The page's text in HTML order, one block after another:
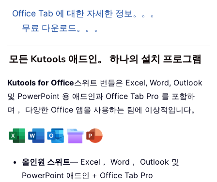
Office Tab 에 대한 자세한 정보。。。
무료 다운로드。。。
모든 Kutools 애드인。 하나의 설치 프로그램
Kutools for Office스위트 번들은 Excel, Word, Outlook
및 PowerPoint 용 애드인과 Office Tab Pro 를 포함하
며， 다양한 Office 앱을 사용하는 팀에 이상적입니다。
올인원 스위트— Excel， Word， Outlook 및
PowerPoint 애드인 + Office Tab Pro